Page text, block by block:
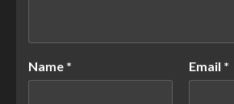
Name * Email *